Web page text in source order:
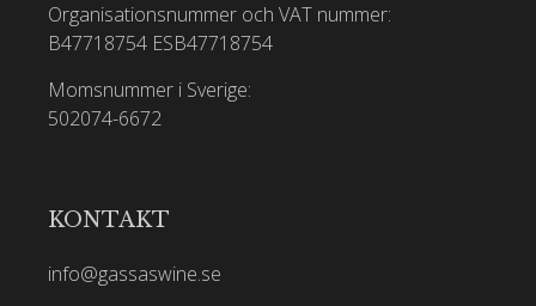
Organisationsnummer och VAT nummer:
B47718754 ESB47718754
Momsnummer i Sverige:
502074-6672
KONTAKT
info@gassaswine.se